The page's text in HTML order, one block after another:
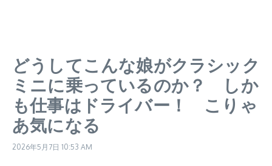
どうしてこんな娘がクラシック
ミニに乗っているのか？ しか
も仕事はドライバー！ こりゃ
あ気になる
2026年5月7日 10:53 AM